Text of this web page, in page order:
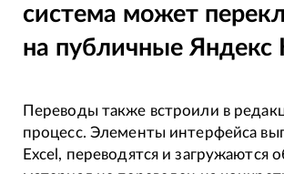
система может
на публичные Яндекс
Переводы также встроили в
процесс. Элементы интерфейса
Excel, переводятся и загружаются